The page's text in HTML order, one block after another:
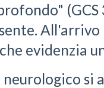
All'arrivo
evidenzia
si